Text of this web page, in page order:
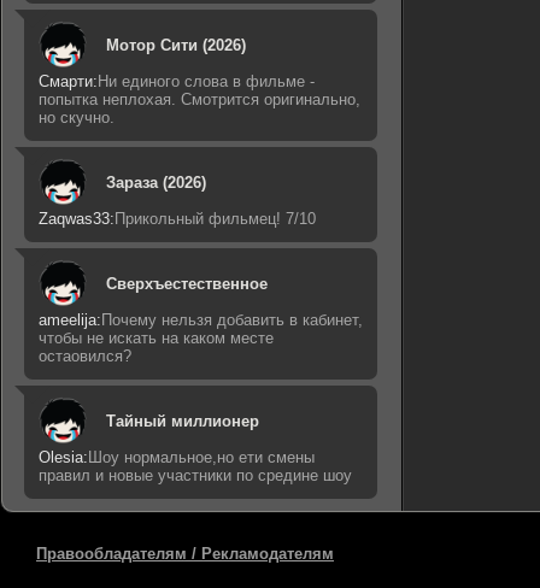
Мотор Сити (2026)
Смарти: Ни единого слова в фильме -
попытка неплохая. Смотрится оригинально,
но скучно.
Зараза (2026)
Zaqwas33: Прикольный фильмец! 7/10
Сверхъестественное
ameelija: Почему нельзя добавить в кабинет,
чтобы не искать на каком месте
остаовился?
Тайный миллионер
Olesia: Шоу нормальное,но ети смены
правил и новые участники по средине шоу
Правообладателям / Рекламодателям